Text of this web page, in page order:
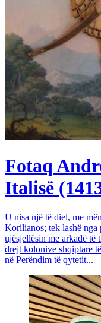
Fotaq
Italisë
U nisa një të diel, me
Korilianos; tek lashë nga
ujësjellësin me arkadë të
drejt kolonive shqiptare
në Perëndim të qytetit...